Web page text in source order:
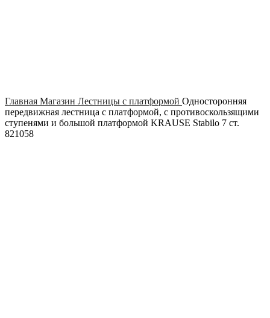
Главная Магазин Лестницы с платформой Односторонняя
передвижная лестница с платформой, с противоскользящими
ступенями и большой платформой KRAUSE Stabilo 7 ст.
821058